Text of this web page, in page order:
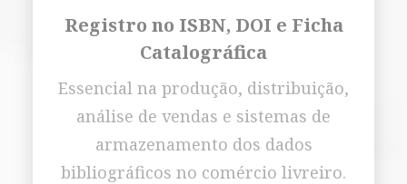
Registro no ISBN, DOI e Ficha
Catalográfica
Essencial na produção, distribuição,
análise de vendas e sistemas de
armazenamento dos dados
bibliográficos no comércio livreiro.